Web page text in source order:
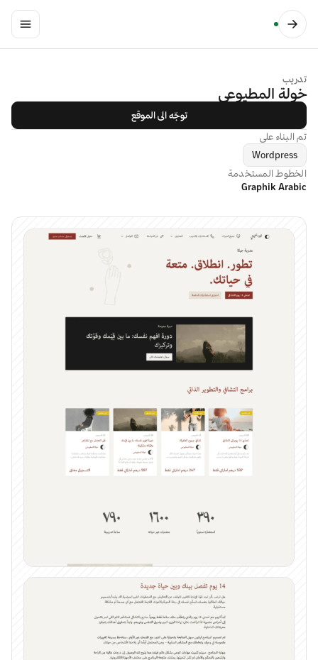
تدريب
خولة المطيوعي
توجّه الى الموقع
تم البناء على
Wordpress
الخطوط المستخدمة
Graphik Arabic